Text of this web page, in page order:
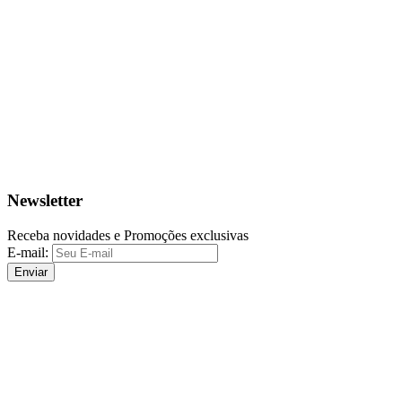
Newsletter
Receba novidades e Promoções exclusivas
E-mail:
Enviar